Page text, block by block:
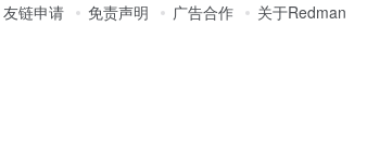
友链申请 免责声明 广告合作 关于Redman